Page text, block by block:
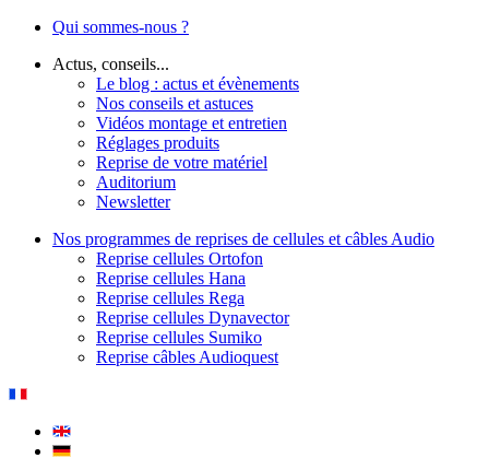
Qui sommes-nous ?
Actus, conseils...
Le blog : actus et évènements
Nos conseils et astuces
Vidéos montage et entretien
Réglages produits
Reprise de votre matériel
Auditorium
Newsletter
Nos programmes de reprises de cellules et câbles Audio
Reprise cellules Ortofon
Reprise cellules Hana
Reprise cellules Rega
Reprise cellules Dynavector
Reprise cellules Sumiko
Reprise câbles Audioquest